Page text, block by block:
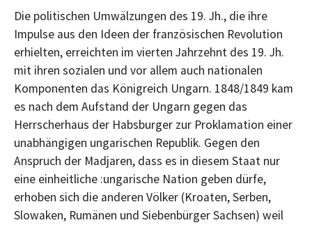
Die politischen Umwälzungen des 19. Jh., die ihre
Impulse aus den Ideen der französischen Revolution
erhielten, erreichten im vierten Jahrzehnt des 19. Jh.
mit ihren sozialen und vor allem auch nationalen
Komponenten das Königreich Ungarn. 1848/1849 kam
es nach dem Aufstand der Ungarn gegen das
Herrscherhaus der Habsburger zur Proklamation einer
unabhängigen ungarischen Republik. Gegen den
Anspruch der Madjaren, dass es in diesem Staat nur
eine einheitliche :ungarische Nation geben dürfe,
erhoben sich die anderen Völker (Kroaten, Serben,
Slowaken, Rumänen und Siebenbürger Sachsen) weil